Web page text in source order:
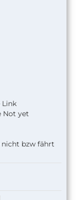
Link
Not yet
bzw fährt